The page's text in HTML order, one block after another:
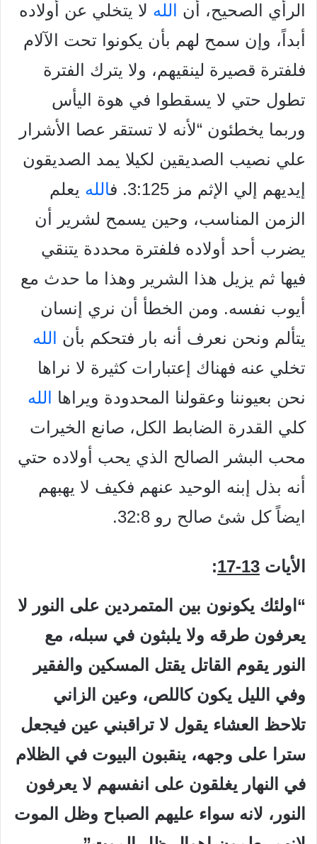
الرأي الصحيح، أن
الله لا يتخلي عن أولاده
أبداً، وإن سمح لهم بأن يكونوا تحت الآلام
فلفترة قصيرة لينقيهم، ولا يترك الفترة
تطول حتي لا يسقطوا في هوة اليأس
وربما يخطئون “لأنه لا تستقر عصا الأشرار
علي نصيب الصديقين لكيلا يمد الصديقون
إيديهم إلي الإثم مز 3:125. ف
الله يعلم
الزمن المناسب، وحين يسمح لشرير أن
يضرب أحد أولاده فلفترة محددة يتنقي
فيها ثم يزيل هذا الشرير وهذا ما حدث مع
أيوب نفسه. ومن الخطأ أن نري إنسان
يتألم ونحن نعرف أنه بار فتحكم بأن
الله
تخلي عنه فهناك إعتبارات كثيرة لا نراها
نحن بعيوننا وعقولنا المحدودة ويراها
الله
كلي القدرة الضابط الكل، صانع الخيرات
محب البشر الصالح الذي يحب أولاده حتي
أنه بذل إبنه الوحيد عنهم فكيف لا يهبهم
ايضاً كل شئ صالح رو 32:8.
الأيات 13-17
:
“اولئك يكونون بين المتمردين على النور لا
يعرفون طرقه ولا يلبثون في سبله، مع
النور يقوم القاتل يقتل المسكين والفقير
وفي الليل يكون كاللص، وعين الزاني
تلاحظ العشاء يقول لا تراقبني عين فيجعل
سترا على وجهه، ينقبون البيوت في الظلام
في النهار يغلقون على انفسهم لا يعرفون
النور، لانه سواء عليهم الصباح وظل الموت